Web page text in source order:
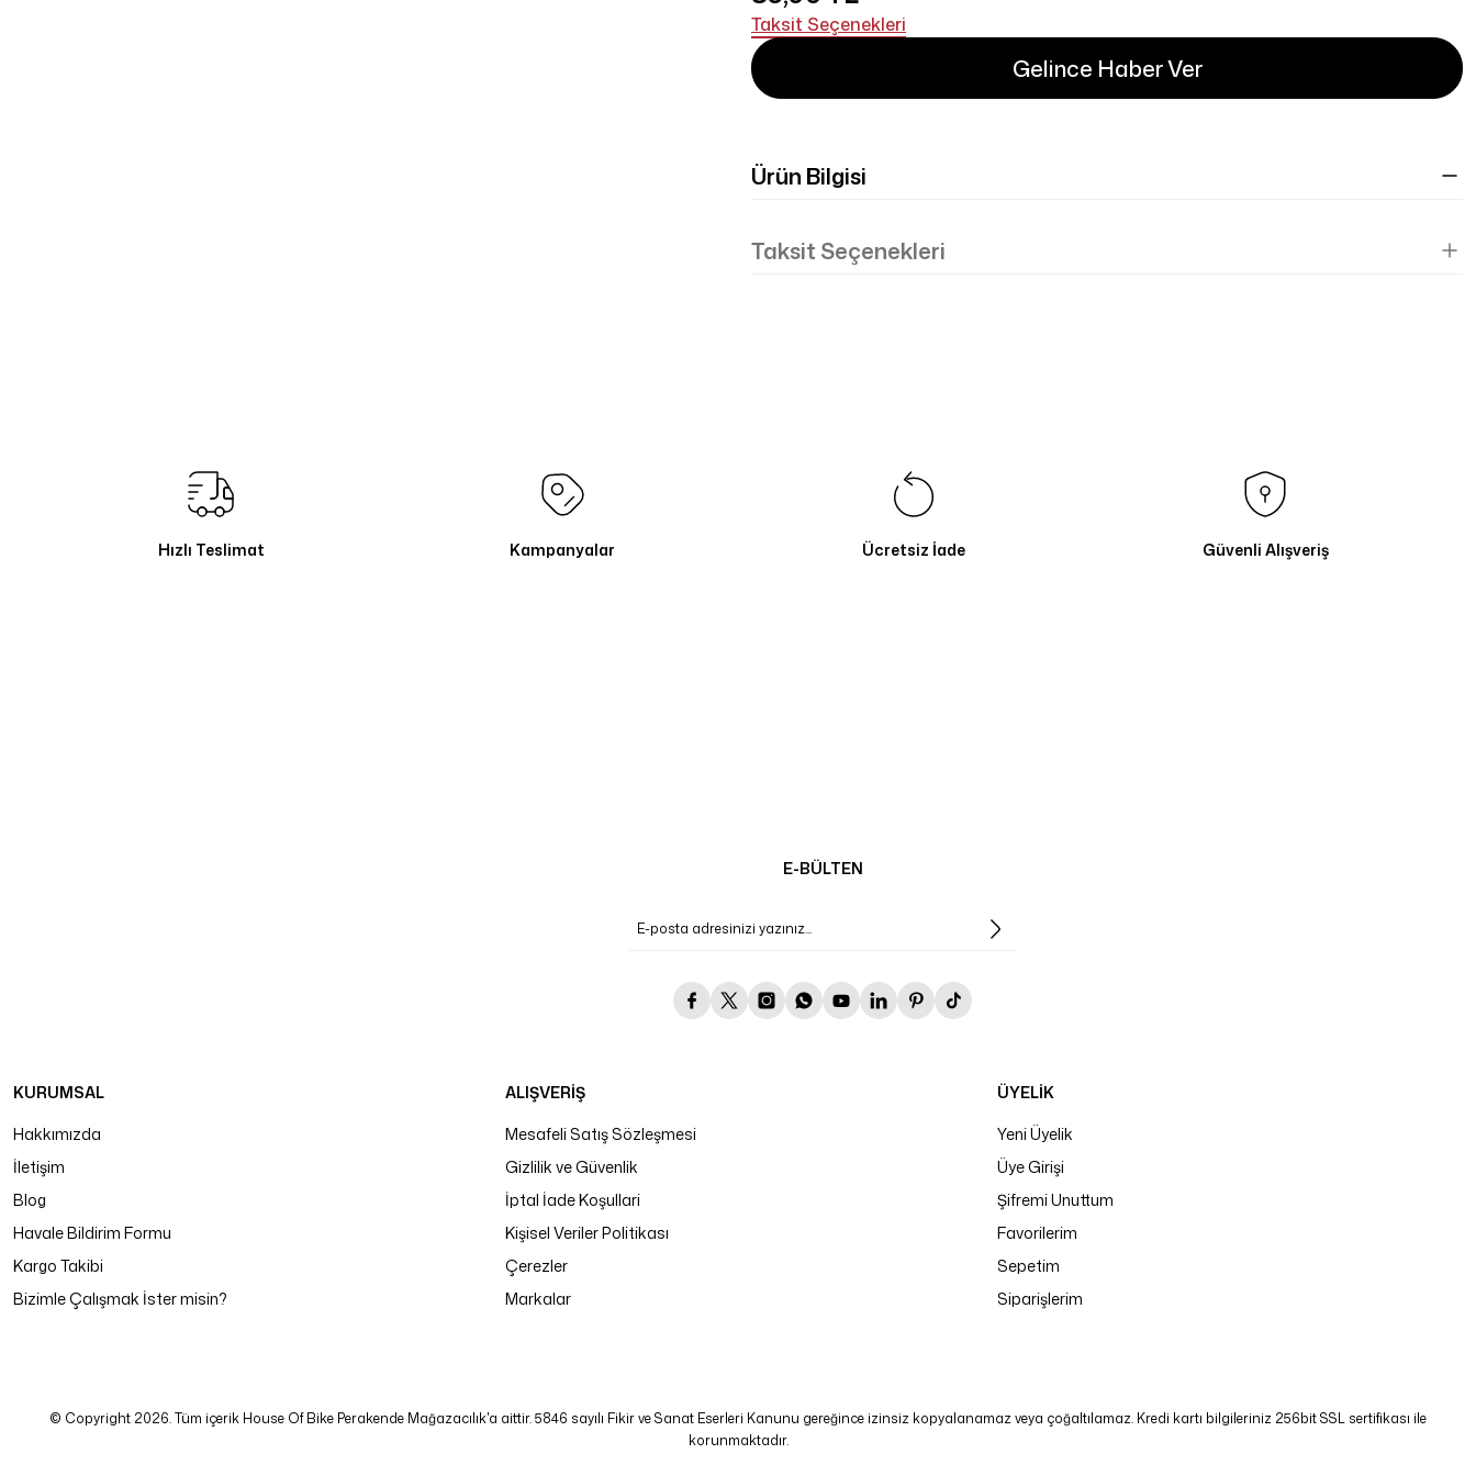
Taksit Seçenekleri
Gelince Haber Ver
Ürün Bilgisi
Taksit Seçenekleri
Hızlı Teslimat Kampanyalar Ücretsiz İade Güvenli Alışveriş
E-BÜLTEN
KURUMSAL
Hakkımızda
İletişim
Blog
Havale Bildirim Formu
Kargo Takibi
Bizimle Çalışmak İster misin?
ALIŞVERİŞ
Mesafeli Satış Sözleşmesi
Gizlilik ve Güvenlik
İptal İade Koşullari
Kişisel Veriler Politikası
Çerezler
Markalar
ÜYELİK
Yeni Üyelik
Üye Girişi
Şifremi Unuttum
Favorilerim
Sepetim
Siparişlerim
© Copyright 2026. Tüm içerik House Of Bike Perakende Mağazacılık'a aittir. 5846 sayılı Fikir ve Sanat Eserleri Kanunu gereğince izinsiz kopyalanamaz veya çoğaltılamaz. Kredi kartı bilgileriniz 256bit SSL sertifikası ile
korunmaktadır.